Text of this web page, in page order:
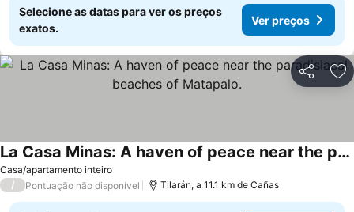
Selecione as datas para ver os preços
exatos.
Ver preços
Partilhar
Casa/apartamento inteiro
La Casa Minas: A haven of peace near the paradisiacal beaches of Matapalo.
/ Pontuação não disponível Tilarán, a 11.1 km de Cañas